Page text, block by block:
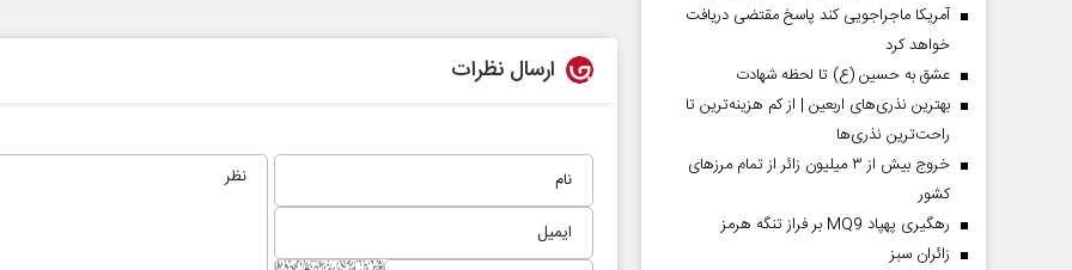
ارسال نظرات
آمریکا ماجراجویی کند پاسخ مقتضی دریافت
خواهد کرد
عشق به حسین (ع) تا لحظه شهادت
بهترین نذری‌های اربعین | از کم هزینه‌ترین تا
راحت‌ترین نذری‌ها
خروج بیش از ۳ میلیون زائر از تمام مرز‌های
کشور
رهگیری پهپاد MQ9 بر فراز تنگه هرمز
‌زائران سبز